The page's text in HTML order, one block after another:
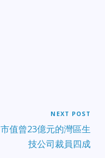
NEXT POST
市值曾23億元的灣區生
技公司裁員四成